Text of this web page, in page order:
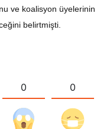
ve koalisyon üyelerinin
belirtmişti.
0 0